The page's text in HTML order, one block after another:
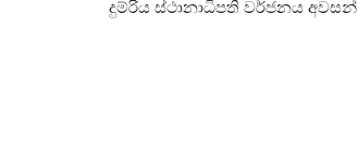
දුම්රිය ස්ථානාධිපති වර්ජනය අවසන්